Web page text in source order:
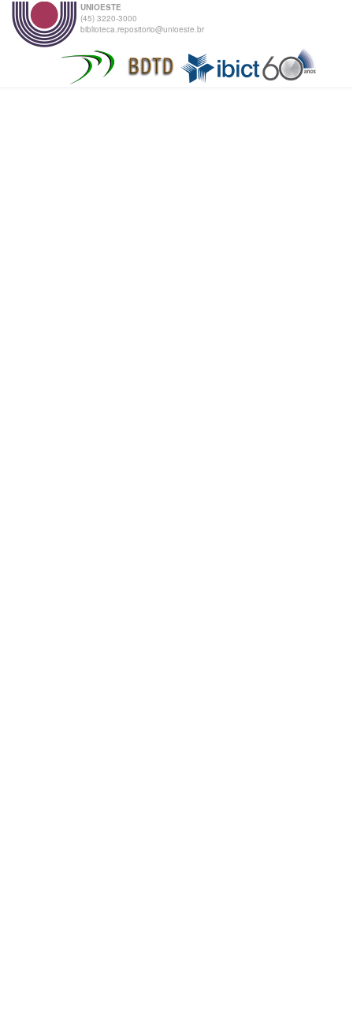
UNIOESTE
(45) 3220-3000
biblioteca.repositorio@unioeste.br